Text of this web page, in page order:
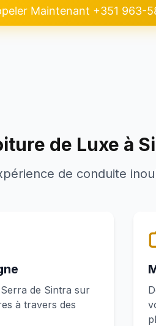
Maintenant +351 963-
de Luxe à
de conduite
de Sintra sur
à travers des